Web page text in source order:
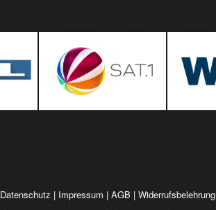
Datenschutz | Impressum |AGB |Widerrufsbelehrung